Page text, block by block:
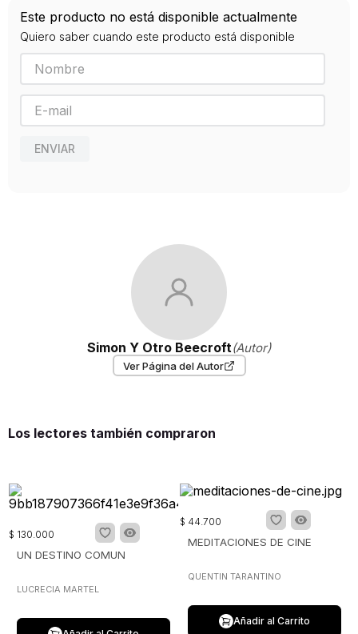
2016
Este producto no está disponible actualmente
Quiero saber cuando este producto está disponible
ENVIAR
Simon Y Otro Beecroft(Autor)
Ver Página del Autor
Los lectores también compraron
$ 130.000
UN DESTINO COMUN
LUCRECIA MARTEL
$ 44.700
MEDITACIONES DE CINE
QUENTIN TARANTINO
Añadir al Carrito